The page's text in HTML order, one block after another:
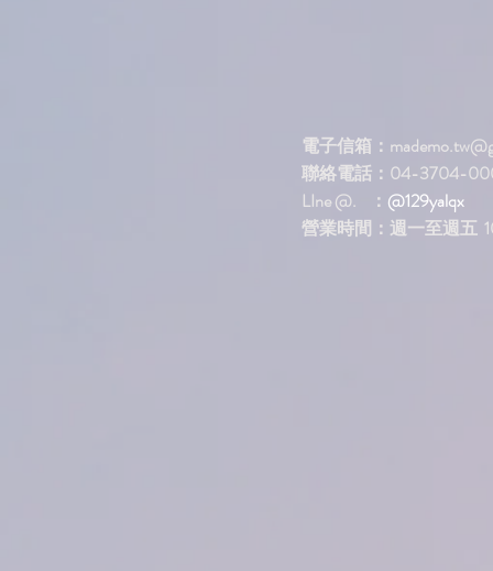
電子信箱：
聯絡電話：04-3704-
LIne @. ： @129yalqx
營業時間：週一至週五